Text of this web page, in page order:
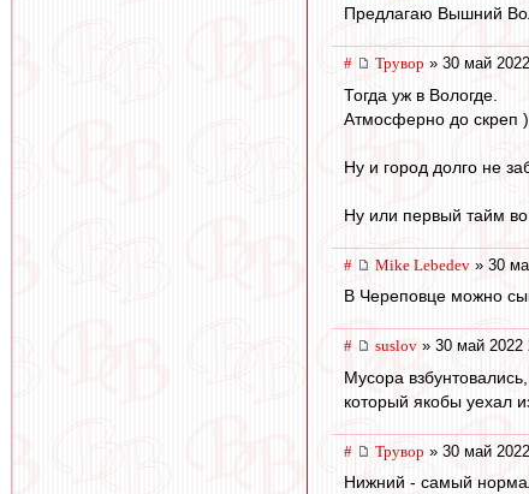
Предлагаю Вышний
# Трувор » 30 май
Тогда уж в Вологде.
Атмосферно до скреп
Ну и город долго не
Ну или первый тайм
# Mike Lebedev » 30
В Череповце можно
# suslov » 30 май 2022
Мусора
который якобы уехал
# Трувор » 30 май
Нижний - самый